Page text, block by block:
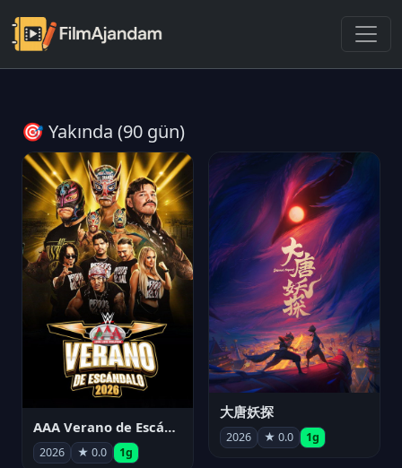
🎯 Yakında (90 gün)
AAA Verano de Escándalo 2026 - Week 3
2026 ★ 0.0 1g
大唐妖探
2026 ★ 0.0 1g